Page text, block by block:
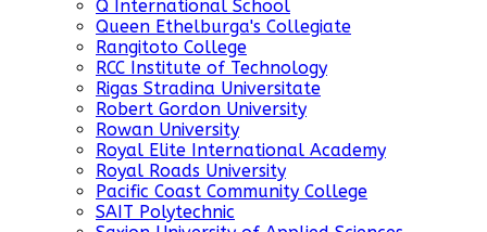
Q International School
Queen Ethelburga's Collegiate
Rangitoto College
RCC Institute of Technology
Rigas Stradina Universitate
Robert Gordon University
Rowan University
Royal Elite International Academy
Royal Roads University
Pacific Coast Community College
SAIT Polytechnic